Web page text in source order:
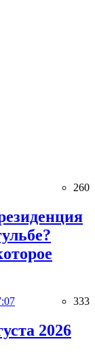
260
333
2026